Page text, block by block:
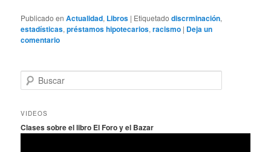
Publicado en Actualidad, Libros | Etiquetado discrminación,
estadísticas,préstamos hipotecarios,racismo | Deja un
comentario
u
c
r
VIDEOS
Clases sobre el libro El Foro y el Bazar